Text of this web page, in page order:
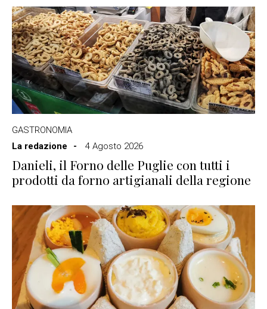
GASTRONOMIA
La redazione
4 Agosto 2026
Danieli, il Forno delle Puglie con tutti i
prodotti da forno artigianali della regione